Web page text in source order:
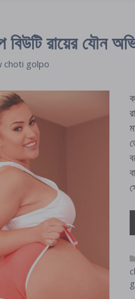
বিউটি রায়ের যৌন
choti golpo